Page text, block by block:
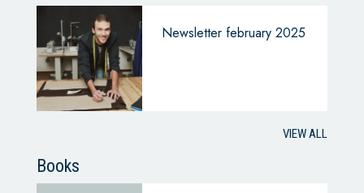
Newsletter february 2025
VIEW ALL
Books